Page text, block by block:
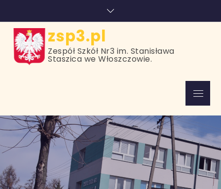
content
zsp3.pl
Zespół Szkół Nr3 im. Stanisława
Staszica we Włoszczowie.
Menu